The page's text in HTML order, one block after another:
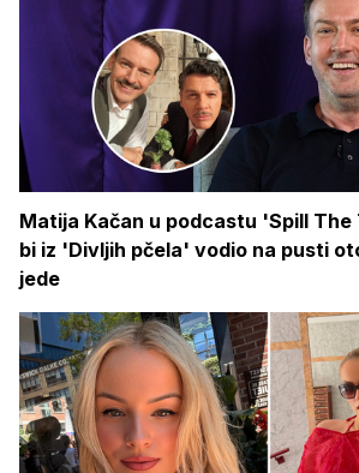
Matija Kačan u podcastu 'Spill
bi iz 'Divljih pčela' vodio na pusti
jede